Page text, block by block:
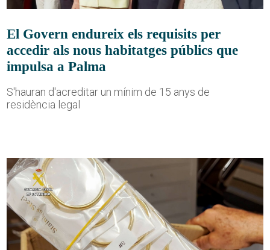
El Govern endureix els requisits per
accedir als nous habitatges públics que
impulsa a Palma
S'hauran d'acreditar un mínim de 15 anys de
residència legal